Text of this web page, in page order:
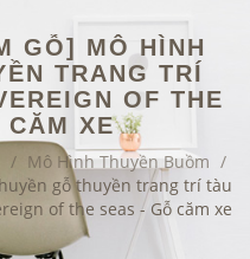
GỖ] MÔ HÌNH
TRANG TRÍ
OF THE
CĂM XE
/ Mô Hình Thuyền Buồm /
gỗ thuyền trang trí tàu
of the seas - Gỗ căm xe